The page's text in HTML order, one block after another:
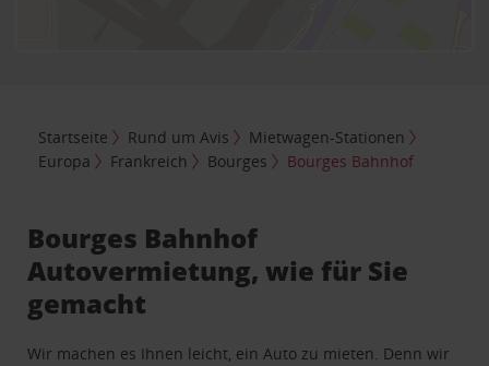
Startseite Rund um Avis
Mietwagen-Stationen
Europa
Frankreich Bourges Bourges Bahnhof
Bourges Bahnhof
Autovermietung, wie für Sie
gemacht
Wir machen es Ihnen leicht, ein Auto zu mieten. Denn wir